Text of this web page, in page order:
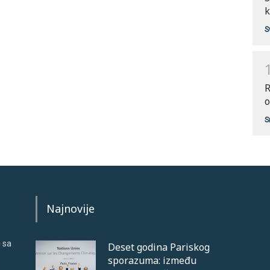
1
sa
Najnovije
Deset godina Pariskog
sporazuma: između